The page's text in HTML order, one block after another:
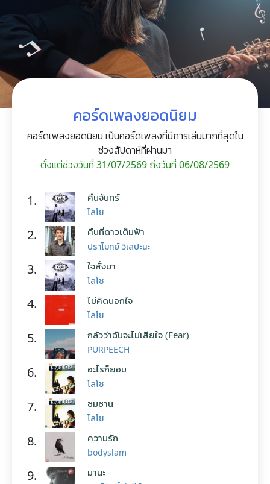
คอร์ดเพลงยอดนิยม
คอร์ดเพลงยอดนิยม เป็นคอร์ดเพลงที่มีการเล่นมากที่สุดใน
ช่วงสัปดาห์ที่ผ่านมา
ตั้งแต่ช่วงวันที่ 31/07/2569 ถึงวันที่ 06/08/2569
1. คืนจันทร์
โลโซ
2. คืนที่ดาวเต็มฟ้า
ปราโมทย์ วิเลปะนะ
3. ใจสั่งมา
โลโซ
4. ไม่คิดนอกใจ
โลโซ
5. กลัวว่าฉันจะไม่เสียใจ (Fear)
PURPEECH
6. อะไรก็ยอม
โลโซ
7. ซมซาน
โลโซ
8. ความรัก
bodyslam
9. มานะ